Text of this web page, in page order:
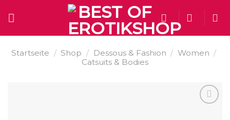
Startseite / Shop / Dessous & Fashion / Women /
Catsuits & Bodies